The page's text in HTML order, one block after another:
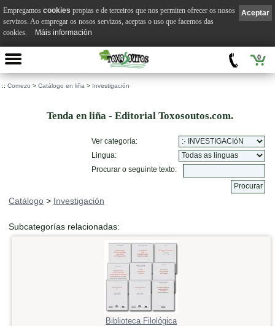
0
:: Comezo > Catálogo en liña > Investigación
Tenda en liña - Editorial Toxosoutos.com.
Ver categoría:
Lingua:
Procurar o seguinte texto:
Catálogo > Investigación
Subcategorías relacionadas:
Biblioteca Filológica
Aceptar
Empregamos cookies propias e de terceiros que nos permiten ofrecer os nosos
servizos. Ao empregar os nosos servizos, aceptas o uso que facemos das
cookies.
Máis información